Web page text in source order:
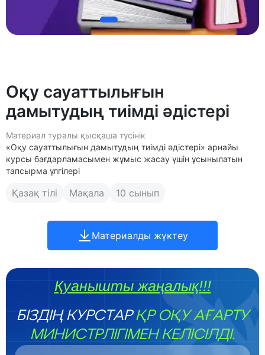
Оқу сауаттылығын
дамытудың тиімді әдістері
Материал туралы қысқаша түсінік
«Оқу сауаттылығын дамытудың тиімді әдістері» арнайы
курсы бағдарламасымен жұмыс жасау үшін ұсынылатын
тапсырма үлгілері
Қазақ тілі Мақала 10 сынып
Материалды жүктеу
Қуанышты жаңалық!!!
БІЗДІҢ КУРСТАРҚР ОҚУ АҒАРТУ
МИНИСТРЛІГІМЕН КЕЛІСІЛДІ.